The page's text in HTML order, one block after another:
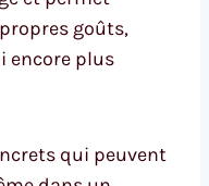
goûts,
encore plus
qui peuvent